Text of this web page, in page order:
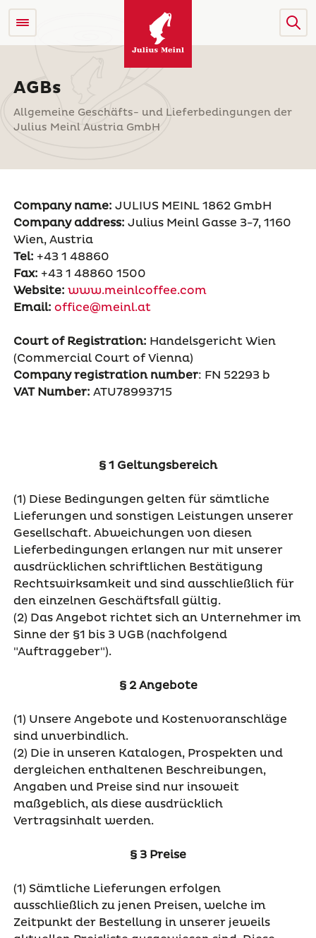
AGBs
Allgemeine Geschäfts- und Lieferbedingungen der
Julius Meinl Austria GmbH
Company name: JULIUS MEINL 1862 GmbH
Company address: Julius Meinl Gasse 3-7, 1160
Wien, Austria
Tel: +43 1 48860
Fax: +43 1 48860 1500
Website: www.meinlcoffee.com
Email: office@meinl.at
Court of Registration: Handelsgericht Wien
(Commercial Court of Vienna)
Company registration number: FN 52293 b
VAT Number: ATU78993715
§ 1 Geltungsbereich
(1) Diese Bedingungen gelten für sämtliche
Lieferungen und sonstigen Leistungen unserer
Gesellschaft. Abweichungen von diesen
Lieferbedingungen erlangen nur mit unserer
ausdrücklichen schriftlichen Bestätigung
Rechtswirksamkeit und sind ausschließlich für
den einzelnen Geschäftsfall gültig.
(2) Das Angebot richtet sich an Unternehmer im
Sinne der §1 bis 3 UGB (nachfolgend
"Auftraggeber").
§ 2 Angebote
(1) Unsere Angebote und Kostenvoranschläge
sind unverbindlich.
(2) Die in unseren Katalogen, Prospekten und
dergleichen enthaltenen Beschreibungen,
Angaben und Preise sind nur insoweit
maßgeblich, als diese ausdrücklich
Vertragsinhalt werden.
§ 3 Preise
(1) Sämtliche Lieferungen erfolgen
ausschließlich zu jenen Preisen, welche im
Zeitpunkt der Bestellung in unserer jeweils